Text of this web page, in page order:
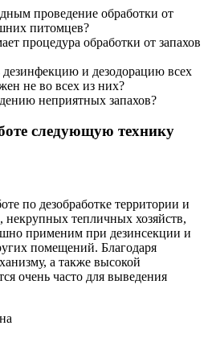
проведение обработки от
питомцев?
процедура обработки от запахов
и дезодорацию всех
не во всех из них?
неприятных запахов?
следующую технику
по дезобработке территории и
некрупных тепличных хозяйств,
применим при дезинсекции и
помещений. Благодаря
а также высокой
очень часто для выведения